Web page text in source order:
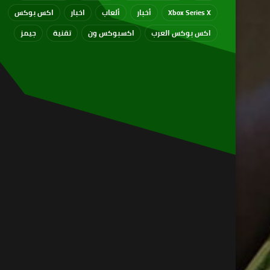
Xbox Series X أخبار ألعاب اخبار
اكس بوكس
اكس بوكس العرب
اكسبوكس ون تقنية جيمز